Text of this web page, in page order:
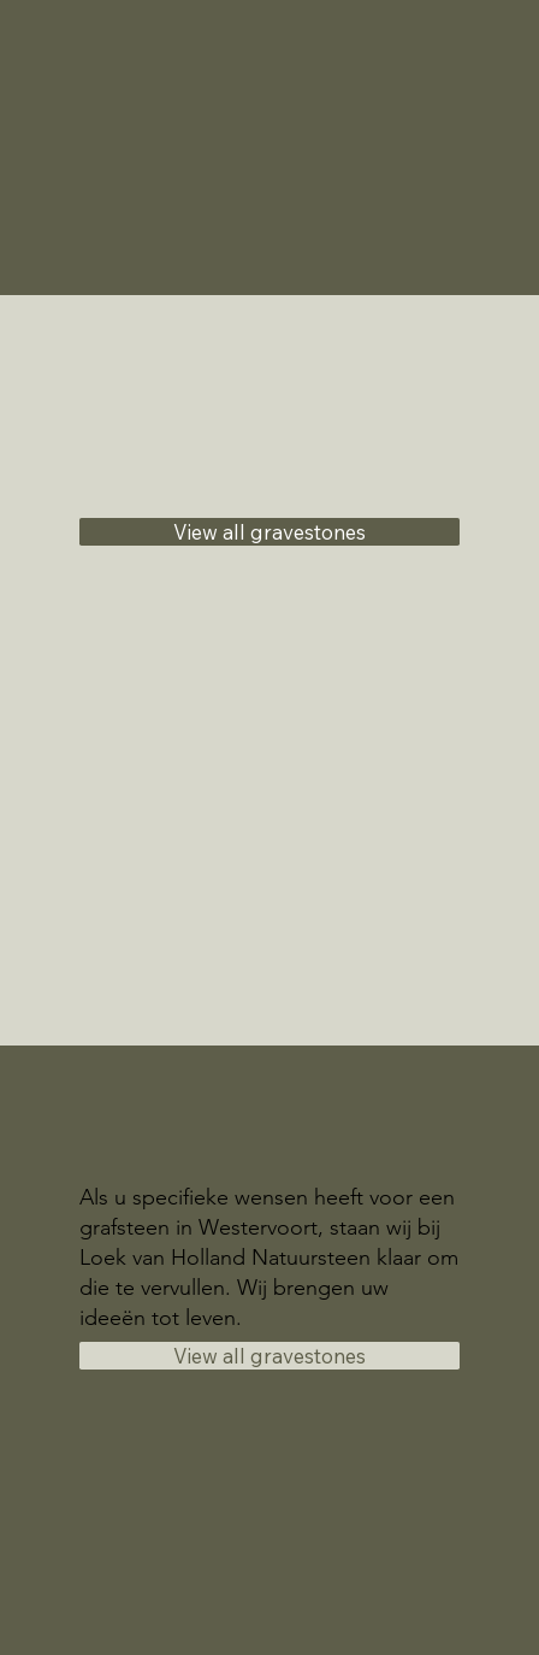
View all gravestones
Als u specifieke wensen heeft voor een
grafsteen in Westervoort, staan wij bij
Loek van Holland Natuursteen klaar om
die te vervullen. Wij brengen uw
ideeën tot leven.
View all gravestones